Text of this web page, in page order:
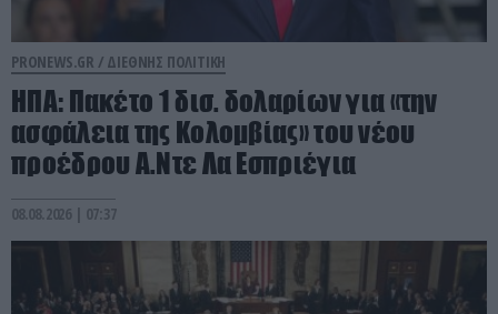
PRONEWS.GR / ΔΙΕΘΝΗΣ ΠΟΛΙΤΙΚΗ
ΗΠΑ: Πακέτο 1 δισ. δολαρίων για «την
ασφάλεια της Κολομβίας» του νέου
προέδρου Α.Ντε Λα Εσπριέγια
08.08.2026 | 07:37